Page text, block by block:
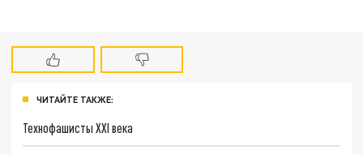
ЧИТАЙТЕ ТАКЖЕ:
Технофашисты XXI века